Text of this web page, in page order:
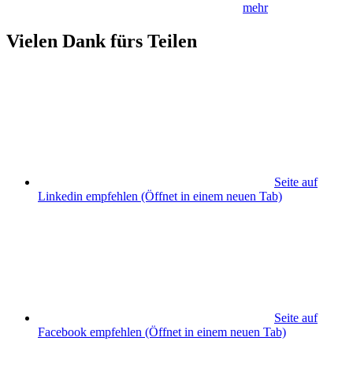
mehr
Vielen Dank fürs Teilen
Seite auf
Linkedin empfehlen (Öffnet in einem neuen Tab)
Seite auf
Facebook empfehlen (Öffnet in einem neuen Tab)